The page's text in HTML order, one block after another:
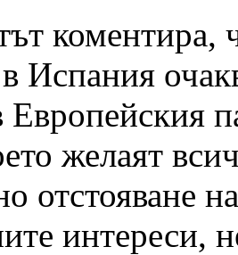
коментира,
Испания
Европейския
желаят
отстояване на
интереси,